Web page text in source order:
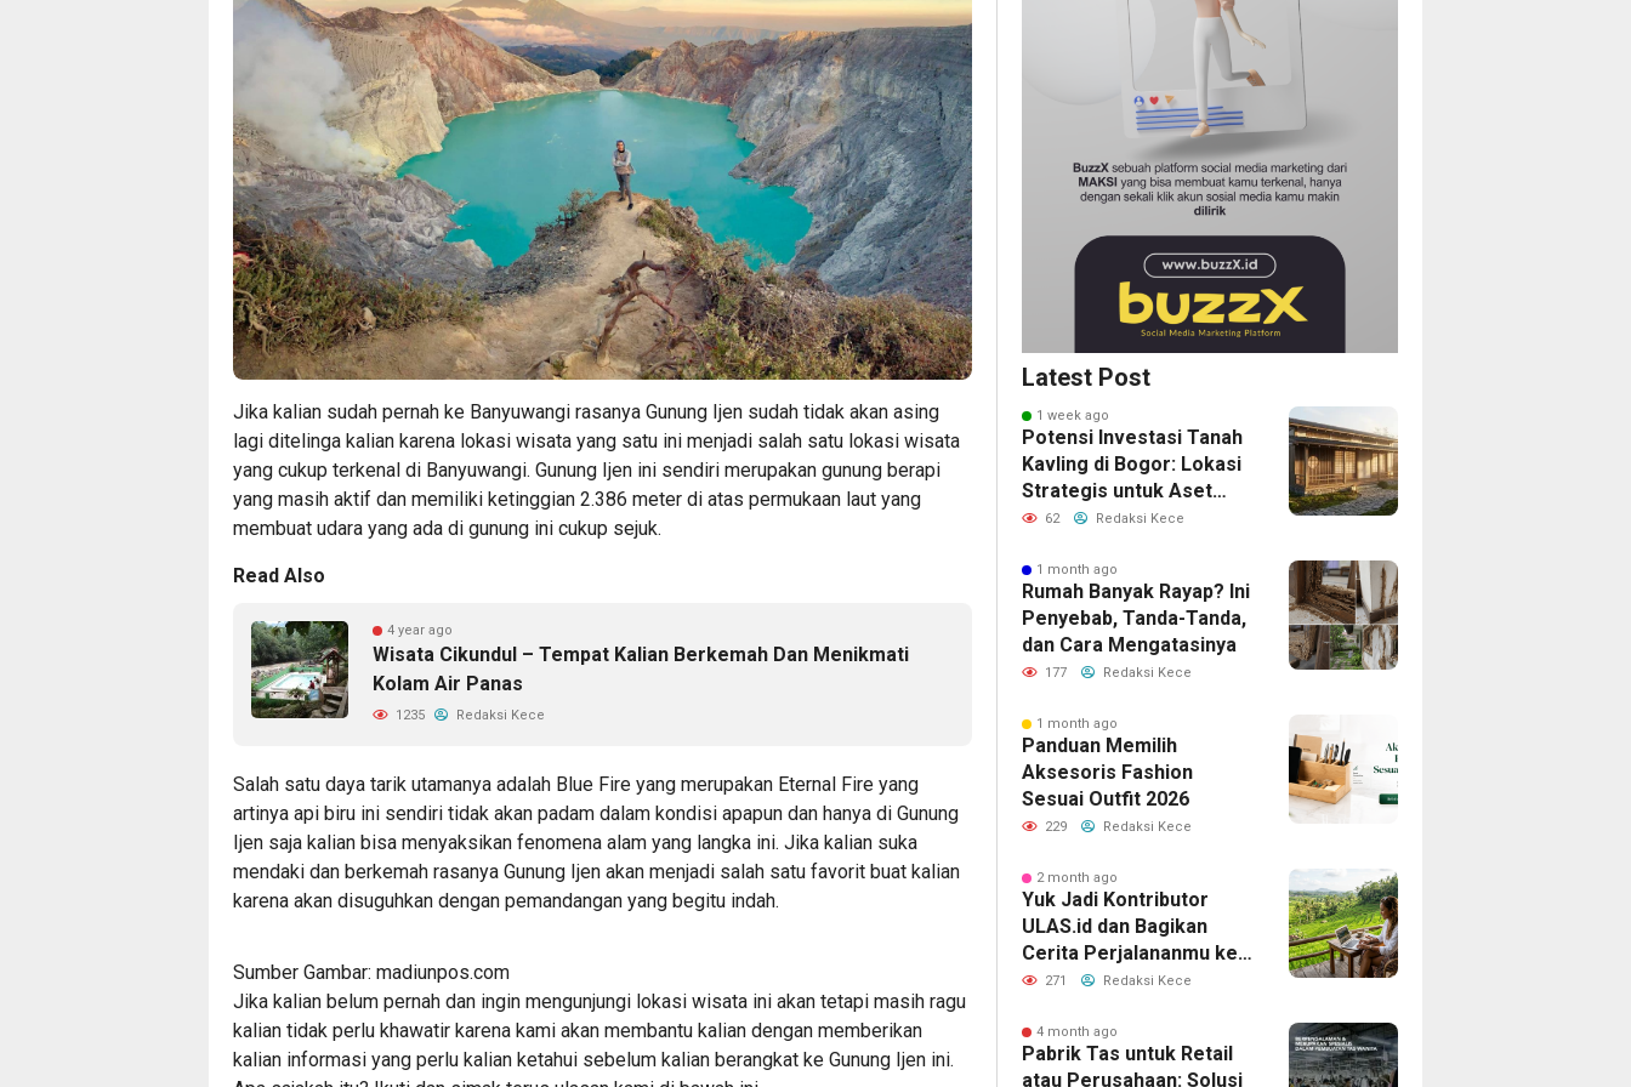
Jika kalian sudah pernah ke Banyuwangi rasanya Gunung Ijen sudah tidak akan asing
lagi ditelinga kalian karena lokasi wisata yang satu ini menjadi salah satu lokasi wisata
yang cukup terkenal di Banyuwangi. Gunung Ijen ini sendiri merupakan gunung berapi
yang masih aktif dan memiliki ketinggian 2.386 meter di atas permukaan laut yang
membuat udara yang ada di gunung ini cukup sejuk.
Read Also
4 year ago
Wisata Cikundul – Tempat Kalian Berkemah Dan Menikmati
Kolam Air Panas
1235 Redaksi Kece
Salah satu daya tarik utamanya adalah Blue Fire yang merupakan Eternal Fire yang
artinya api biru ini sendiri tidak akan padam dalam kondisi apapun dan hanya di Gunung
Ijen saja kalian bisa menyaksikan fenomena alam yang langka ini. Jika kalian suka
mendaki dan berkemah rasanya Gunung Ijen akan menjadi salah satu favorit buat kalian
karena akan disuguhkan dengan pemandangan yang begitu indah.
Sumber Gambar: madiunpos.com
Jika kalian belum pernah dan ingin mengunjungi lokasi wisata ini akan tetapi masih ragu
kalian tidak perlu khawatir karena kami akan membantu kalian dengan memberikan
kalian informasi yang perlu kalian ketahui sebelum kalian berangkat ke Gunung Ijen ini.
Latest Post
1 week ago
Potensi Investasi Tanah
Kavling di Bogor: Lokasi
Strategis untuk Aset
Masa Depan
62 Redaksi Kece
1 month ago
Rumah Banyak Rayap? Ini
Penyebab, Tanda-Tanda,
dan Cara Mengatasinya
177 Redaksi Kece
1 month ago
Panduan Memilih
Aksesoris Fashion
Sesuai Outfit 2026
229 Redaksi Kece
2 month ago
Yuk Jadi Kontributor
ULAS.id dan Bagikan
Cerita Perjalananmu ke
Lebih Banyak Pembaca
271 Redaksi Kece
4 month ago
Pabrik Tas untuk Retail
atau Perusahaan: Solusi